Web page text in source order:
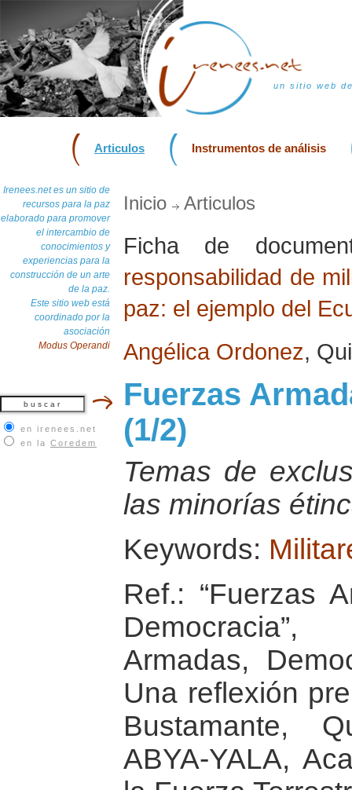
un sitio web
Articulos Instrumentos de análisis
Irenees.net es un sitio de
recursos para la paz
elaborado para promover
el intercambio de
conocimientos y
experiencias para la
construcción de un arte
de la paz.
Este sitio web está
coordinado por la
asociación
Modus Operandi
en irenees.net
en la Coredem
Inicio Articulos
Ficha de
responsabilidad de
paz: el ejemplo del
Angélica Ordonez,
Fuerzas
(1/2)
Temas de
las minorías
Keywords:
Ref.: “Fuerzas
Armadas,
Una reflexión
Bustamante,
ABYA-YALA,